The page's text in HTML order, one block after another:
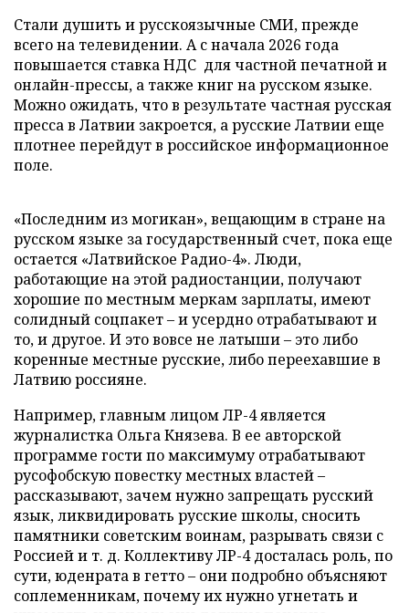
Стали душить и русскоязычные СМИ, прежде
всего на телевидении. А с начала 2026 года
повышается ставка НДС для частной печатной и
онлайн-прессы, а также книг на русском языке.
Можно ожидать, что в результате частная русская
пресса в Латвии закроется, а русские Латвии еще
плотнее перейдут в российское информационное
поле.
«Последним из могикан», вещающим в стране на
русском языке за государственный счет, пока еще
остается «Латвийское Радио-4». Люди,
работающие на этой радиостанции, получают
хорошие по местным меркам зарплаты, имеют
солидный соцпакет – и усердно отрабатывают и
то, и другое. И это вовсе не латыши – это либо
коренные местные русские, либо переехавшие в
Латвию россияне.
Например, главным лицом ЛР-4 является
журналистка Ольга Князева. В ее авторской
программе гости по максимуму отрабатывают
русофобскую повестку местных властей –
рассказывают, зачем нужно запрещать русский
язык, ликвидировать русские школы, сносить
памятники советским воинам, разрывать связи с
Россией и т. д. Коллективу ЛР-4 досталась роль, по
сути, юденрата в гетто – они подробно объясняют
соплеменникам, почему их нужно угнетать и